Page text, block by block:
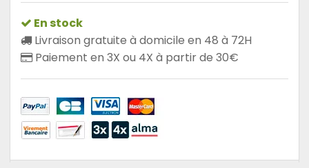
En stock
Livraison gratuite à domicile en 48 à 72H
Paiement en 3X ou 4X à partir de 30€